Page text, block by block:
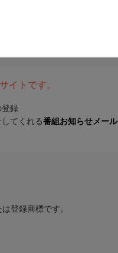
イトです。
録
てくれる番組お知らせメール
登録商標です。